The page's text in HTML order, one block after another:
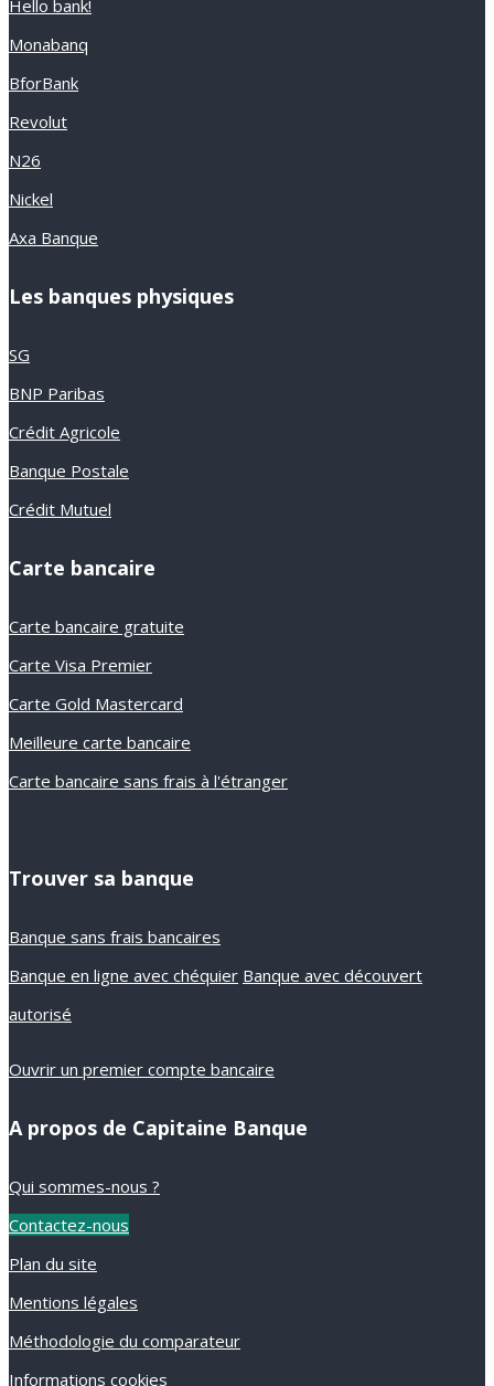
Hello bank!
Monabanq
BforBank
Revolut
N26
Nickel
Axa Banque
Les banques physiques
SG
BNP Paribas
Crédit Agricole
Banque Postale
Crédit Mutuel
Carte bancaire
Carte bancaire gratuite
Carte Visa Premier
Carte Gold Mastercard
Meilleure carte bancaire
Carte bancaire sans frais à l'étranger
Trouver sa banque
Banque sans frais bancaires
Banque en ligne avec chéquier Banque avec découvert
autorisé
Ouvrir un premier compte bancaire
A propos de Capitaine Banque
Qui sommes-nous ?
Contactez-nous
Plan du site
Mentions légales
Méthodologie du comparateur
Informations cookies